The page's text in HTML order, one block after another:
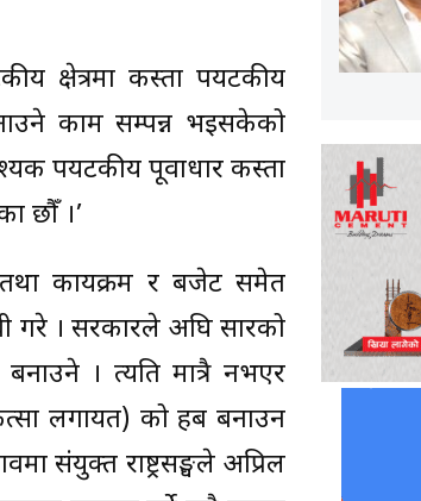
क्षेत्रमा कस्ता पर्यटकीय
काम सम्पन्न भइसकेको
पर्यटकीय पूर्वाधार कस्ता
छौँ ।’
तथा कार्यक्रम र बजेट समेत
गरे । सरकारले अघि सारको
। त्यति मात्रै नभएर
लगायत) को हब बनाउन
संयुक्त राष्ट्रसङ्घले अप्रिल